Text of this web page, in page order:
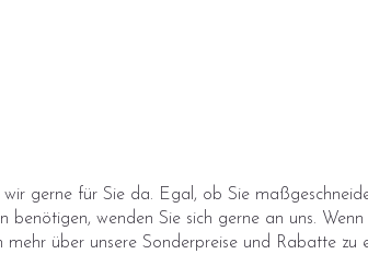
gerne für Sie da. Egal, ob Sie
benötigen, wenden Sie sich gerne an uns.
mehr über unsere Sonderpreise und Rabatte